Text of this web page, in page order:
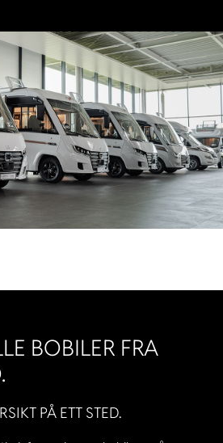
BOBILER FRA
PÅ ETT STED.